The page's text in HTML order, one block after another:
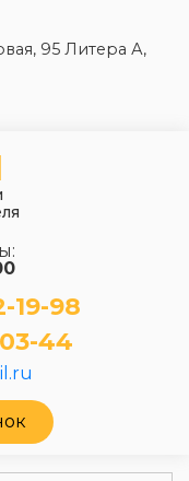
95 Литера А,
19-98
03-44